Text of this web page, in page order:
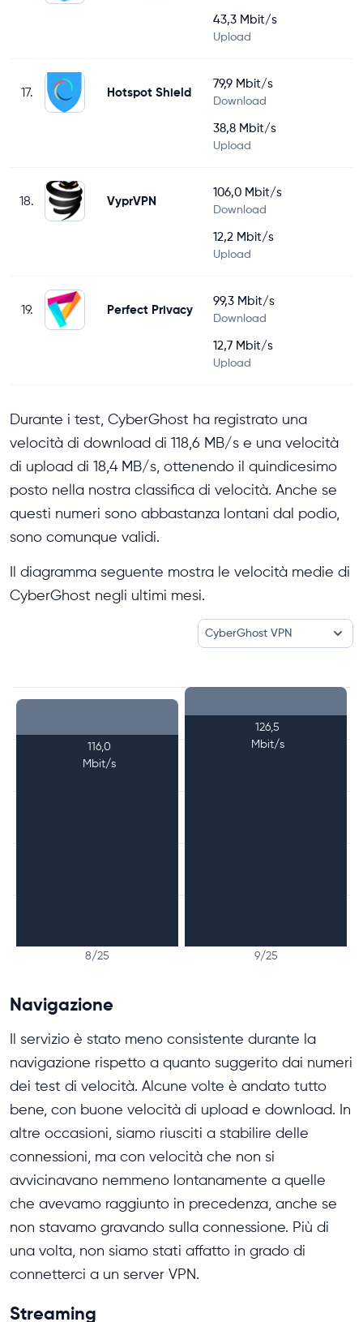
43,3 Mbit/s
Upload
17. Hotspot Shield
79,9 Mbit/s
Download
38,8 Mbit/s
Upload
18. VyprVPN
106,0 Mbit/s
Download
12,2 Mbit/s
Upload
19. Perfect Privacy
99,3 Mbit/s
Download
12,7 Mbit/s
Upload
Durante i test, CyberGhost ha registrato una
velocità di download di 118,6 MB/s e una velocità
di upload di 18,4 MB/s, ottenendo il quindicesimo
posto nella nostra classifica di velocità. Anche se
questi numeri sono abbastanza lontani dal podio,
sono comunque validi.
Il diagramma seguente mostra le velocità medie di
CyberGhost negli ultimi mesi.
CyberGhost VPN
8/25
116,0
Mbit/s
9/25
126,5
Mbit/s
Navigazione
Il servizio è stato meno consistente durante la
navigazione rispetto a quanto suggerito dai numeri
dei test di velocità. Alcune volte è andato tutto
bene, con buone velocità di upload e download. In
altre occasioni, siamo riusciti a stabilire delle
connessioni, ma con velocità che non si
avvicinavano nemmeno lontanamente a quelle
che avevamo raggiunto in precedenza, anche se
non stavamo gravando sulla connessione. Più di
una volta, non siamo stati affatto in grado di
connetterci a un server VPN.
Streaming